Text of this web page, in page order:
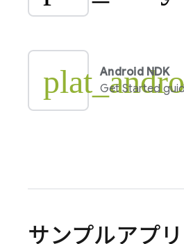
Android NDK
Get Started
サンプルアプ